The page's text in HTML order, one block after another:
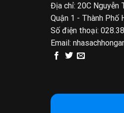
Địa chỉ: 20C Nguyễn
Quận 1 - Thành Phố
Số điện thoại:
Email: